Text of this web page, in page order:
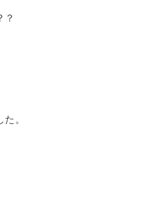
？
。